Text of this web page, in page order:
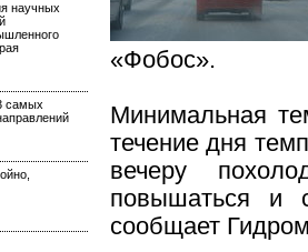
научных
самых
«Фобос».
Минимальная
течение дня
вечеру
повышаться и
сообщает